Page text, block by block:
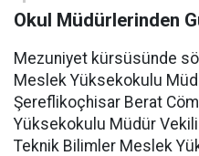
Okul Müdürlerinden
Mezuniyet kürsüsünde
Meslek Yüksekokulu
Şereflikoçhisar Berat
Yüksekokulu Müdür Vekili
Teknik Bilimler Meslek